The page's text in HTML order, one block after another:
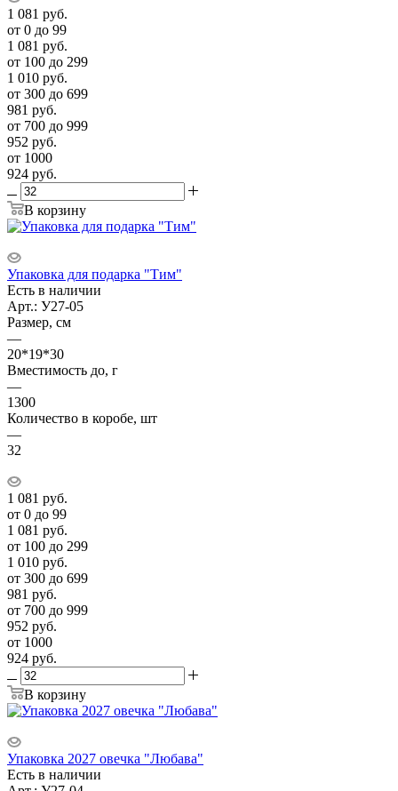
1 081 руб.
от 0 до 99
1 081 руб.
от 100 до 299
1 010 руб.
от 300 до 699
981 руб.
от 700 до 999
952 руб.
от 1000
924 руб.
В корзину
Упаковка для подарка "Тим"
Есть в наличии
Арт.: У27-05
Размер, см
—
20*19*30
Вместимость до, г
—
1300
Количество в коробе, шт
—
32
1 081 руб.
от 0 до 99
1 081 руб.
от 100 до 299
1 010 руб.
от 300 до 699
981 руб.
от 700 до 999
952 руб.
от 1000
924 руб.
В корзину
Упаковка 2027 овечка "Любава"
Есть в наличии